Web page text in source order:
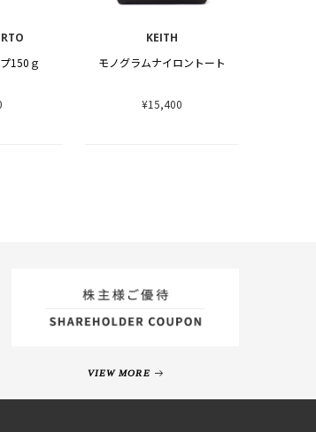
150ｇ
KEITH
モノグラムナイロントート
¥15,400
VIEW MORE